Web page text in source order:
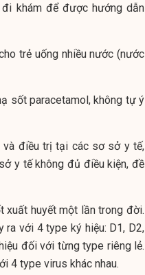
khám để được hướng dẫn
trẻ uống nhiều nước (nước
sốt paracetamol, không tự ý
và điều trị tại các sơ sở y tế,
y tế không đủ điều kiện, đề
xuất huyết một lần trong đời.
ra với 4 type ký hiệu: D1, D2,
đối với từng type riêng lẻ.
4 type virus khác nhau.